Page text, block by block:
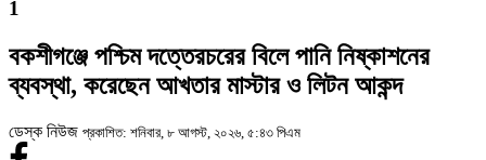
1
বকশীগঞ্জে পশ্চিম দত্তেরচরের বিলে পানি নিষ্কাশনের
ব্যবস্থা, করেছেন আখতার মাস্টার ও লিটন আকন্দ
ডেস্ক নিউজ প্রকাশিত: শনিবার, ৮ আগস্ট, ২০২৬, ৫:৪৩ পিএম